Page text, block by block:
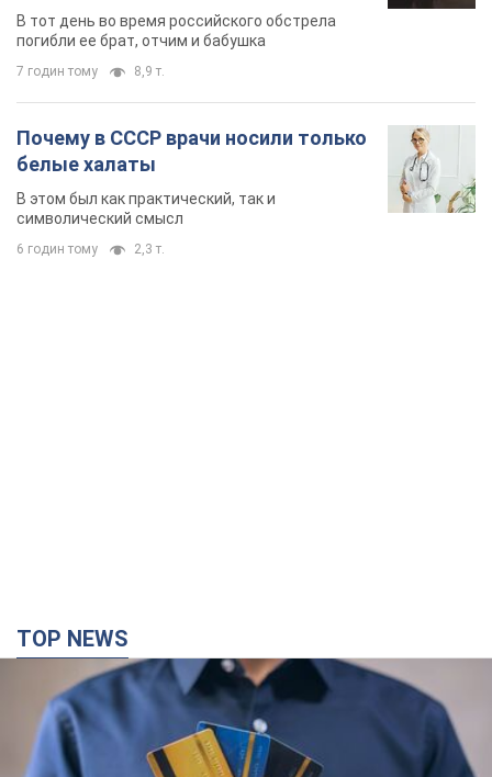
область. Фото
В тот день во время российского обстрела
погибли ее брат, отчим и бабушка
7 годин тому 8,9 т.
Почему в СССР врачи носили только
белые халаты
В этом был как практический, так и
символический смысл
6 годин тому 2,3 т.
TOP NEWS